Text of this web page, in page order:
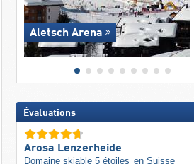
Aletsch Arena
Évaluations
Arosa Lenzerheide
Domaine skiable 5 étoiles en Suisse